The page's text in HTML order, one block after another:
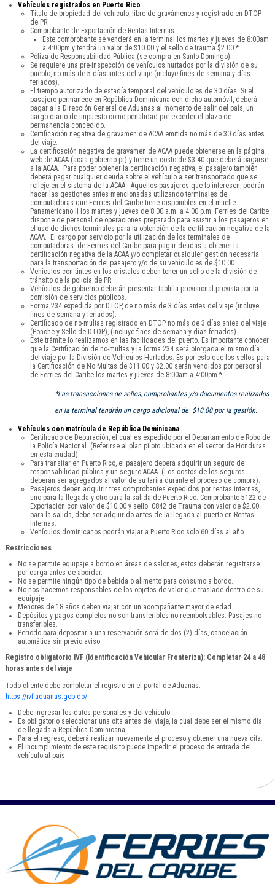
Vehículos registrados en Puerto Rico
Título de propiedad del vehículo, libre de gravámenes y registrado en DTOP
de PR.
Comprobante de Exportación de Rentas Internas.
Este comprobante se venderá en la terminal los martes y jueves de 8:00am
a 4:00pm y tendrá un valor de $10.00 y el sello de trauma $2.00.*
Póliza de Responsabilidad Pública (se compra en Santo Domingo).
Se requiere una pre-inspección de vehículos hurtados por la división de su
pueblo, no más de 5 días antes del viaje (incluye fines de semana y días
feriados).
El tiempo autorizado de estadía temporal del vehículo es de 30 días. Si el
pasajero permanece en República Dominicana con dicho automóvil, deberá
pagar a la Dirección General de Aduanas al momento de salir del país, un
cargo diario de impuesto como penalidad por exceder el plazo de
permanencia concedido.
Certificación negativa de gravamen de ACAA emitida no más de 30 días antes
del viaje.
La certificación negativa de gravamen de ACAA puede obtenerse en la página
web de ACAA (acaa.gobierno.pr) y tiene un costo de $3.40 que deberá pagarse
a la ACAA. Para poder obtener la certificación negativa, el pasajero también
deberá pagar cualquier deuda sobre el vehículo a ser transportado que se
refleje en el sistema de la ACAA. Aquellos pasajeros que lo interesen, podrán
hacer las gestiones antes mencionadas utilizando terminales de
computadoras que Ferries del Caribe tiene disponibles en el muelle
Panamericano II los martes y jueves de 8:00 a.m. a 4:00 p.m. Ferries del Caribe
dispone de personal de operaciones preparado para asistir a los pasajeros en
el uso de dichos terminales para la obtención de la certificación negativa de la
ACAA. El cargo por servicio por la utilización de los terminales de
computadoras de Ferries del Caribe para pagar deudas u obtener la
certificación negativa de la ACAA y/o completar cualquier gestión necesaria
para la transportación del pasajero y/o de su vehículo es de $10.00.
Vehículos con tintes en los cristales deben tener un sello de la división de
tránsito de la policía de PR.
Vehículos de gobierno deberán presentar tablilla provisional provista por la
comisión de servicios públicos.
Forma 234 expedida por DTOP, de no más de 3 días antes del viaje (incluye
fines de semana y feriados).
Certificado de no-multas registrado en DTOP no más de 3 días antes del viaje
(Ponche y Sello de DTOP), (incluye fines de semana y días feriados).
Este trámite lo realizamos en las facilidades del puerto. Es importante conocer
que la Certificación de no-multas y la forma 234 será otorgada el mismo día
del viaje por la División de Vehículos Hurtados. Es por esto que los sellos para
la Certificación de No Multas de $11.00 y $2.00 serán vendidos por personal
de Ferries del Caribe los martes y jueves de 8:00am a 4:00pm.*
*Las transacciones de sellos, comprobantes y/o documentos realizados
en la terminal tendrán un cargo adicional de $10.00 por la gestión.
Vehículos con matrícula de República Dominicana
Certificado de Depuración, el cual es expedido por el Departamento de Robo de
la Policía Nacional. (Referirse al plan piloto ubicada en el sector de Honduras
en esta ciudad).
Para transitar en Puerto Rico, el pasajero deberá adquirir un seguro de
responsabilidad pública y un seguro ACAA. (Los costos de los seguros
deberán ser agregados al valor de su tarifa durante el proceso de compra).
Pasajeros deben adquirir tres comprobantes expedidos por rentas internas,
uno para la llegada y otro para la salida de Puerto Rico. Comprobante 5122 de
Exportación con valor de $10.00 y sello 0842 de Trauma con valor de $2.00
para la salida, debe ser adquirido antes de la llegada al puerto en Rentas
Internas.
Vehículos dominicanos podrán viajar a Puerto Rico solo 60 días al año.
Restricciones
No se permite equipaje a bordo en áreas de salones, estos deberán registrarse
por carga antes de abordar.
No se permite ningún tipo de bebida o alimento para consumo a bordo.
No nos hacemos responsables de los objetos de valor que traslade dentro de su
equipaje.
Menores de 18 años deben viajar con un acompañante mayor de edad.
Depósitos y pagos completos no son transferibles no reembolsables. Pasajes no
transferibles.
Periodo para depositar a una reservación será de dos (2) días, cancelación
automática sin previo aviso.
Registro obligatorio IVF (Identificación Vehicular Fronteriza): Completar 24 a 48
horas antes del viaje
Todo cliente debe completar el registro en el portal de Aduanas:
https://ivf.aduanas.gob.do/
Debe ingresar los datos personales y del vehículo.
Es obligatorio seleccionar una cita antes del viaje, la cual debe ser el mismo día
de llegada a República Dominicana.
Para el regreso, deberá realizar nuevamente el proceso y obtener una nueva cita.
El incumplimiento de este requisito puede impedir el proceso de entrada del
vehículo al país.